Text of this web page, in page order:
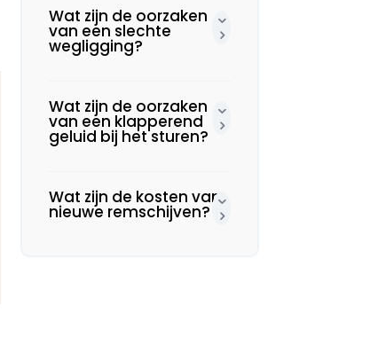
Wat zijn de oorzaken
van een slechte
wegligging?
Wat zijn de oorzaken
van een klapperend
geluid bij het sturen?
Wat zijn de kosten van
nieuwe remschijven?